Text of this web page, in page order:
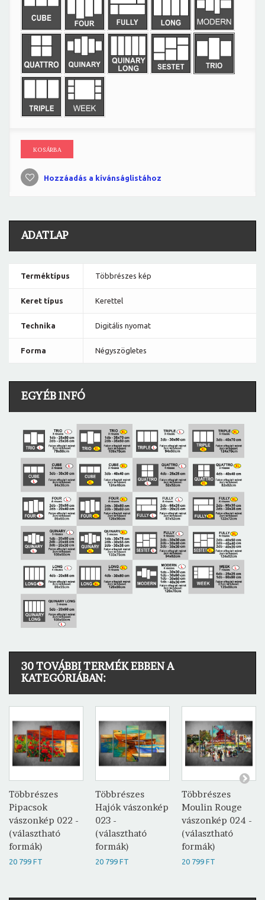
KOSÁRBA
Hozzáadás a kívánságlistához
ADATLAP
Terméktípus Többrészes kép
Keret típus Kerettel
Technika Digitális nyomat
Forma Négyszögletes
EGYÉB INFÓ
30 TOVÁBBI TERMÉK EBBEN A
KATEGÓRIÁBAN:
Többrészes
Pipacsok
vászonkép 022 -
(választható
formák)
20 799 FT
Többrészes
Hajók vászonkép
023 -
(választható
formák)
20 799 FT
Többrészes
Moulin Rouge
vászonkép 024 -
(választható
formák)
20 799 FT